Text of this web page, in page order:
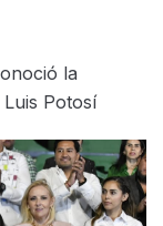
la
Potosí